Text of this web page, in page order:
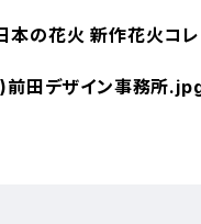
の花火 新作花火コ
前田デザイン事務所